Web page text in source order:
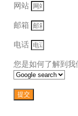
网站
邮箱
电话
您是如何了解到我
提交